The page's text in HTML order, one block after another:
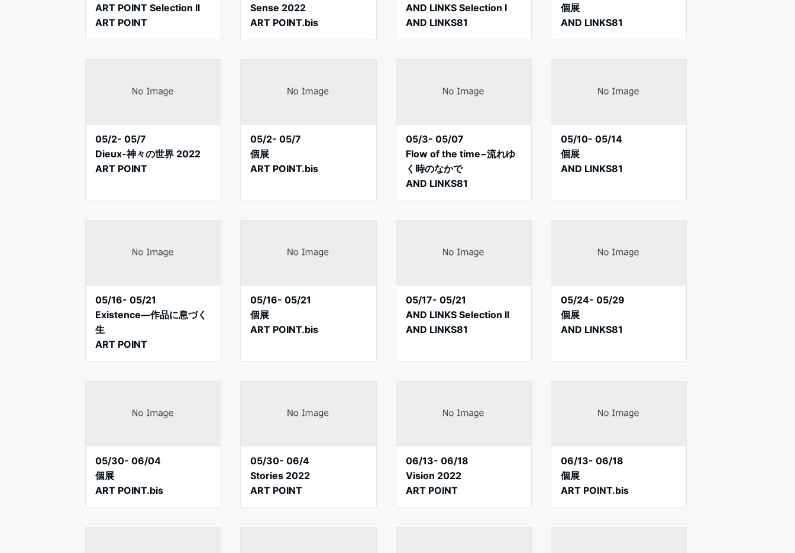
ART POINT Selection Il
ART POINT
Sense 2022
ART POINT.bis
AND LINKS Selection I
AND LINKS81
個展
AND LINKS81
05/2- 05/7
Dieux-神々の世界 2022
ART POINT
05/2- 05/7
個展
ART POINT.bis
05/3- 05/07
Flow of the time−流れゆ
く時のなかで
AND LINKS81
05/10- 05/14
個展
AND LINKS81
05/16- 05/21
Existence—作品に息づく
生
ART POINT
05/16- 05/21
個展
ART POINT.bis
05/17- 05/21
AND LINKS Selection lI
AND LINKS81
05/24- 05/29
個展
AND LINKS81
05/30- 06/04
個展
ART POINT.bis
05/30- 06/4
Stories 2022
ART POINT
06/13- 06/18
Vision 2022
ART POINT
06/13- 06/18
個展
ART POINT.bis